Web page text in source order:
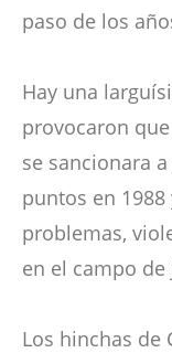
paso de los
Hay una
provocaron
se sancionara
puntos en
problemas,
en el campo de
Los hinchas de